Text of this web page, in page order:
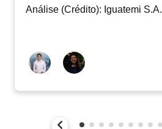
Análise (Crédito): Iguatemi S.A.